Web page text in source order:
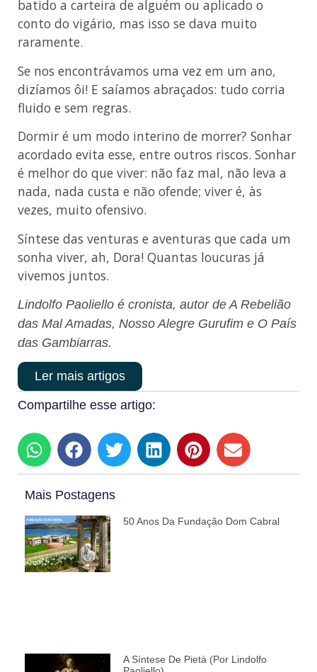
batido a carteira de alguém ou aplicado o
conto do vigário, mas isso se dava muito
raramente.
Se nos encontrávamos uma vez em um ano,
dizíamos ôi! E saíamos abraçados: tudo corria
fluido e sem regras.
Dormir é um modo interino de morrer? Sonhar
acordado evita esse, entre outros riscos. Sonhar
é melhor do que viver: não faz mal, não leva a
nada, nada custa e não ofende; viver é, às
vezes, muito ofensivo.
Síntese das venturas e aventuras que cada um
sonha viver, ah, Dora! Quantas loucuras já
vivemos juntos.
Lindolfo Paoliello é cronista, autor de A Rebelião
das Mal Amadas, Nosso Alegre Gurufim e O País
das Gambiarras.
Ler mais artigos
Compartilhe esse artigo:
Mais Postagens
50 Anos Da Fundação Dom Cabral
A Síntese De Pietà (por Lindolfo